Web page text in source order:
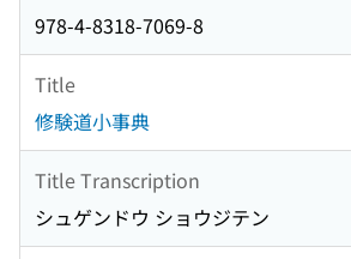
978-4-8318-7069-8
Title
修験道小事典
Title Transcription
シュゲンドウ ショウジテン